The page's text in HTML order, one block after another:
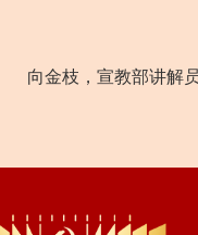
向金枝，宣教部讲解员